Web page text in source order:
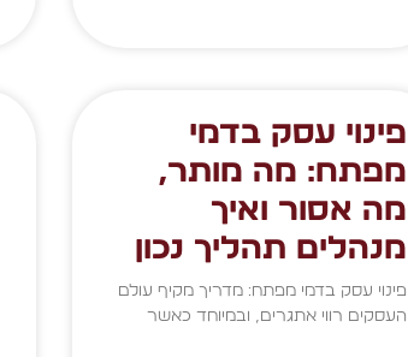
פינוי עסק בדמי
מפתח: מה מותר,
מה אסור ואיך
מנהלים תהליך נכון
פינוי עסק בדמי מפתח: מדריך מקיף עולם
העסקים רווי אתגרים, ובמיוחד כאשר